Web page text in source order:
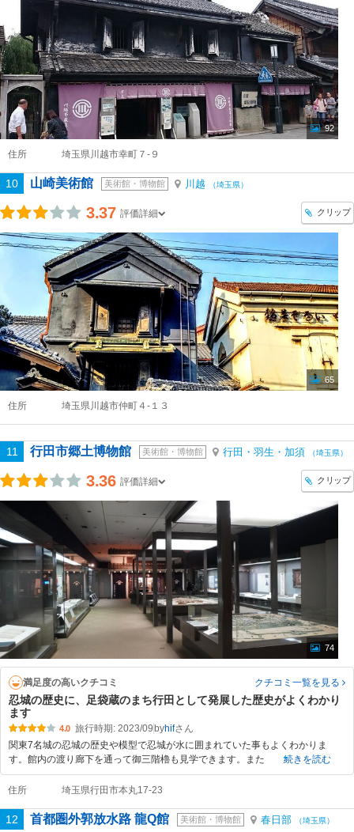
92
住所 埼玉県川越市幸町７-９
10 山崎美術館 美術館・博物館 川越 （埼玉県）
3.37 評価詳細 クリップ
65
住所 埼玉県川越市仲町４-１３
11 行田市郷土博物館 美術館・博物館 行田・羽生・加須 （埼玉県）
3.36 評価詳細 クリップ
74
満足度の高いクチコミ クチコミ一覧を見る
忍城の歴史に、足袋蔵のまち行田として発展した歴史がよくわかり
ます
4.0 旅行時期: 2023/09 byhif
関東7名城の忍城の歴史や模型で忍城が水に囲まれていた事もよくわかりま
す。館内の渡り廊下を通って御三階櫓も見学できます。また
続きを読む
住所 埼玉県行田市本丸17-23
12 首都圏外郭放水路 龍Q館 美術館・博物館 春日部 （埼玉県）